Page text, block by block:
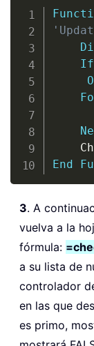
If
End
3. A
vuelva a la
fórmula:
a su lista de
controlador
en las que
es primo,